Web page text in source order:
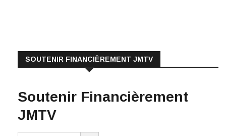
SOUTENIR FINANCIÈREMENT JMTV
Soutenir Financièrement
JMTV